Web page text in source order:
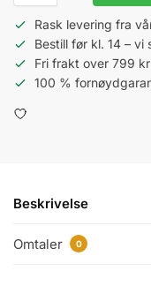
Rask levering fra
Bestill før kl. 14 – vi
Fri frakt over 799
100 %
Beskrivelse
Omtaler 0